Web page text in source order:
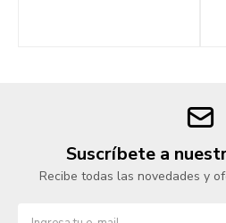
Suscríbete a
Recibe todas las novedades y